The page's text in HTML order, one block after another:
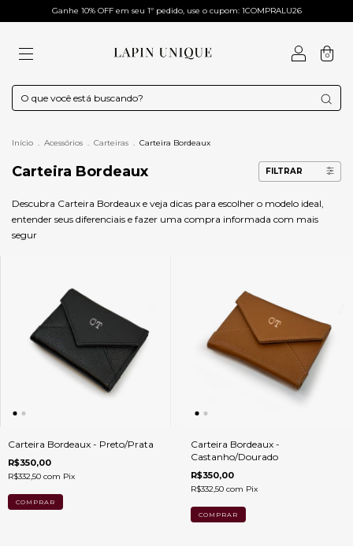
Ganhe 10% OFF em seu 1º pedido, use o cupom: 1COMPRALU26
0
Início . Acessórios . Carteiras . Carteira Bordeaux
Carteira Bordeaux FILTRAR
Descubra Carteira Bordeaux e veja dicas para escolher o modelo ideal,
entender seus diferenciais e fazer uma compra informada com mais
segur
Carteira Bordeaux - Preto/Prata
R$350,00
R$332,50 com Pix
Carteira Bordeaux -
Castanho/Dourado
R$350,00
R$332,50 com Pix